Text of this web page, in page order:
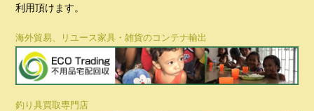
利用頂けます。
海外貿易、リユース家具・雑貨のコンテナ輸出
釣り具買取専門店